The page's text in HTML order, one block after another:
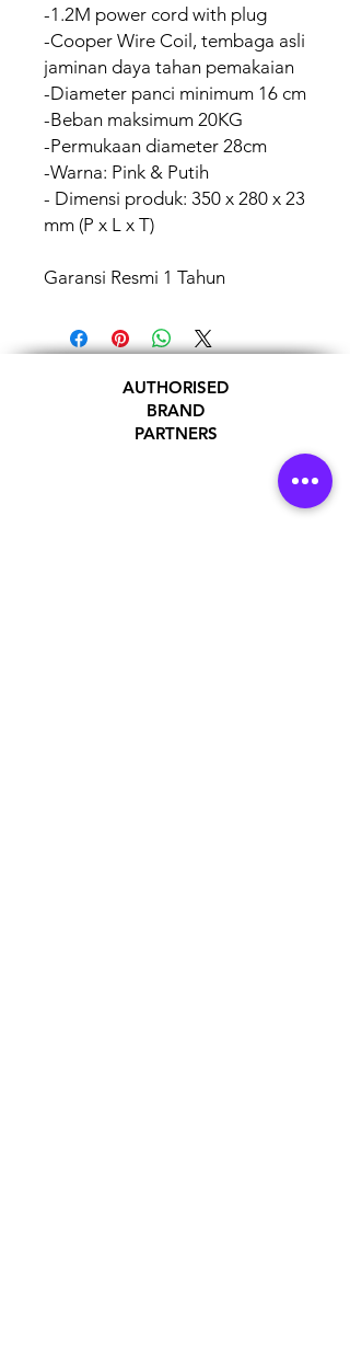
-1.2M power cord with plug
-Cooper Wire Coil, tembaga asli
jaminan daya tahan pemakaian
-Diameter panci minimum 16 cm
-Beban maksimum 20KG
-Permukaan diameter 28cm
-Warna: Pink & Putih
- Dimensi produk: 350 x 280 x 23
mm (P x L x T)
Garansi Resmi 1 Tahun
AUTHORISED
BRAND
PARTNERS